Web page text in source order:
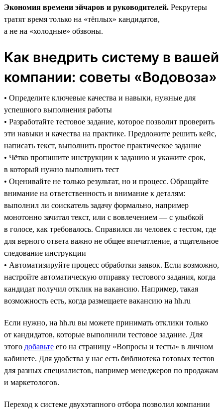
Экономия времени эйчаров и руководителей. Рекрутеры
тратят время только на «тёплых» кандидатов,
а не на «холодные» обзвоны.
Как внедрить систему в вашей
компании: советы «Водовоза»
• Определите ключевые качества и навыки, нужные для
успешного выполнения работы
• Разработайте тестовое задание, которое позволит проверить
эти навыки и качества на практике. Предложите решить кейс,
написать текст, выполнить простое практическое задание
• Чётко пропишите инструкции к заданию и укажите срок,
в который нужно выполнить тест
• Оценивайте не только результат, но и процесс. Обращайте
внимание на ответственность и внимание к деталям:
выполнил ли соискатель задачу формально, например
монотонно зачитал текст, или с вовлечением — с улыбкой
в голосе, как требовалось. Справился ли человек с тестом, где
для верного ответа важно не общее впечатление, а тщательное
следование инструкции
• Автоматизируйте процесс обработки заявок. Если возможно,
настройте автоматическую отправку тестового задания, когда
кандидат получил отклик на вакансию. Например, такая
возможность есть, когда размещаете вакансию на hh.ru
Если нужно, на hh.ru вы можете принимать отклики только
от кандидатов, которые выполнили тестовое задание. Для
этого добавьте его на страницу «Вопросы и тесты» в личном
кабинете. Для удобства у нас есть библиотека готовых тестов
для разных специалистов, например менеджеров по продажам
и маркетологов.
Переход к системе двухэтапного отбора позволил компании